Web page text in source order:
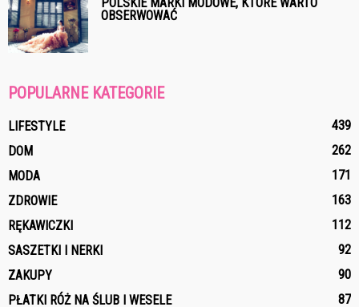
OBSERWOWAĆ
POPULARNE KATEGORIE
LIFESTYLE
439
DOM
262
MODA
171
ZDROWIE
163
RĘKAWICZKI
112
SASZETKI I NERKI
92
ZAKUPY
90
PŁATKI RÓŻ NA ŚLUB I WESELE
87